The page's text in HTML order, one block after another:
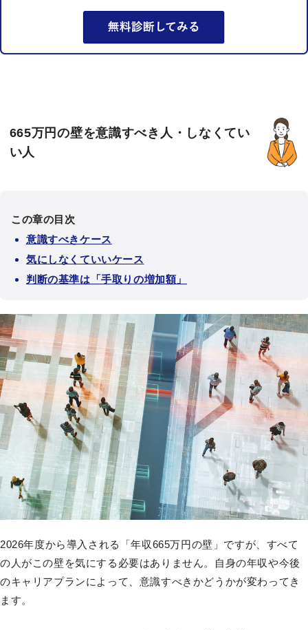
665万円の壁を意識すべき人・しなくてい
い人
この章の目次
意識すべきケース
気にしなくていいケース
判断の基準は「手取りの増加額」
2026年度から導入される「年収665万円の壁」ですが、すべて
の人がこの壁を気にする必要はありません。自身の年収や今後
のキャリアプランによって、意識すべきかどうかが変わってき
ます。